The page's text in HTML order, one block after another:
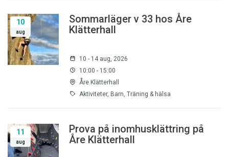
10
aug
Sommarläger v 33 hos Åre
Klätterhall
10 - 14 aug, 2026
10:00 - 15:00
Åre Klätterhall
Aktiviteter, Barn, Träning & hälsa
11
aug
Prova på inomhusklättring på
Åre Klätterhall